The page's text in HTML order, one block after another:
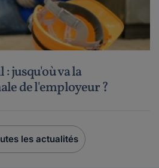
jusqu'où va la
de l'employeur ?
les actualités